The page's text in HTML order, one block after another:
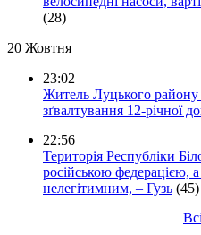
(28)
20 Жовтня
23:02
Житель Луцького району
зґвалтування 12-річної
22:56
Територія Республіки
російською федерацією,
нелегітимним, – Гузь (45)